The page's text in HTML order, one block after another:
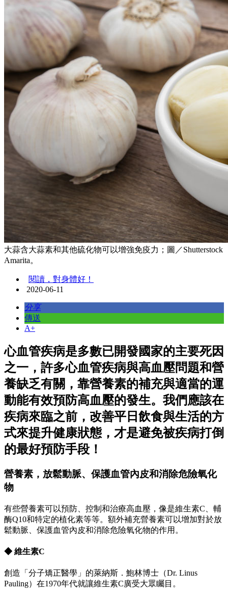
大蒜含大蒜素和其他硫化物可以增強免疫力；圖／Shutterstock
Amarita。
閱讀，對身體好！
2020-06-11
分享
傳送
A+
心血管疾病是多數已開發國家的主要死因
之一，許多心血管疾病與高血壓問題和營
養缺乏有關，靠營養素的補充與適當的運
動能有效預防高血壓的發生。我們應該在
疾病來臨之前，改善平日飲食與生活的方
式來提升健康狀態，才是避免被疾病打倒
的最好預防手段！
營養素，放鬆動脈、保護血管內皮和消除危險氧化
物
有些營養素可以預防、控制和治療高血壓，像是維生素C、輔
酶Q10和特定的植化素等等。額外補充營養素可以增加對於放
鬆動脈、保護血管內皮和消除危險氧化物的作用。
◆ 維生素C
創造「分子矯正醫學」的萊納斯．鮑林博士（Dr. Linus
Pauling）在1970年代就讓維生素C廣受大眾矚目。